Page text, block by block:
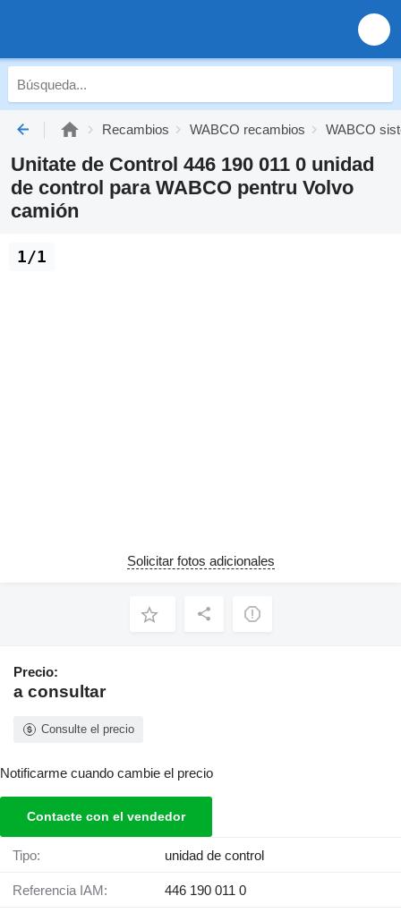
Recambios WABCO recambios WABCO
Unitate de Control 446 190 011 0 unidad
de control para WABCO pentru Volvo
camión
1/1
Solicitar fotos adicionales
Precio:
a consultar
Consulte el precio
Notificarme cuando cambie el precio
Contacte con el vendedor
Tipo: unidad de control
Referencia IAM: 446 190 011 0